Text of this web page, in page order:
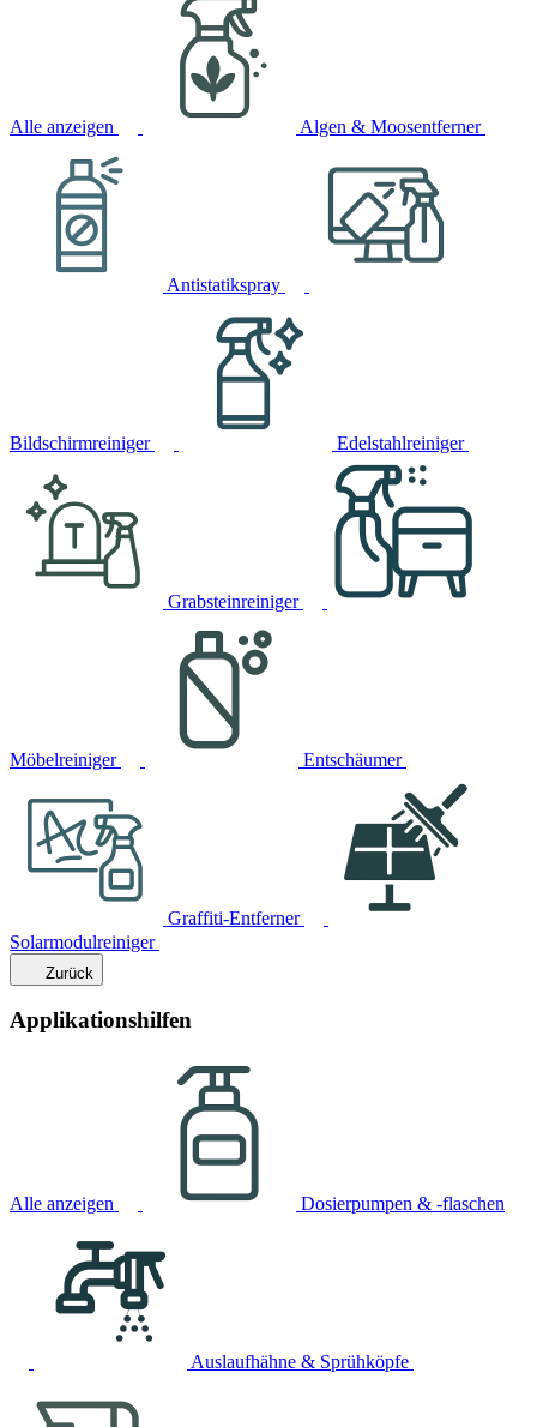
Alle anzeigen Algen & Moosentferner
Antistatikspray
Bildschirmreiniger Edelstahlreiniger
Grabsteinreiniger
Möbelreiniger Entschäumer
Graffiti-Entferner
Solarmodulreiniger
Zurück
Applikationshilfen
Alle anzeigen Dosierpumpen & -flaschen
Auslaufhähne & Sprühköpfe